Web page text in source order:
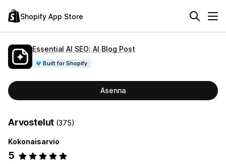
Shopify App Store
Essential AI SEO: AI Blog Post
Built for Shopify
Asenna
Arvostelut (375)
Kokonaisarvio
5